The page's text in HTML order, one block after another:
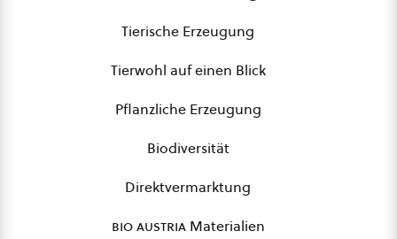
Tierische Erzeugung
Tierwohl auf einen Blick
Pflanzliche Erzeugung
Biodiversität
Direktvermarktung
bio austriaMaterialien